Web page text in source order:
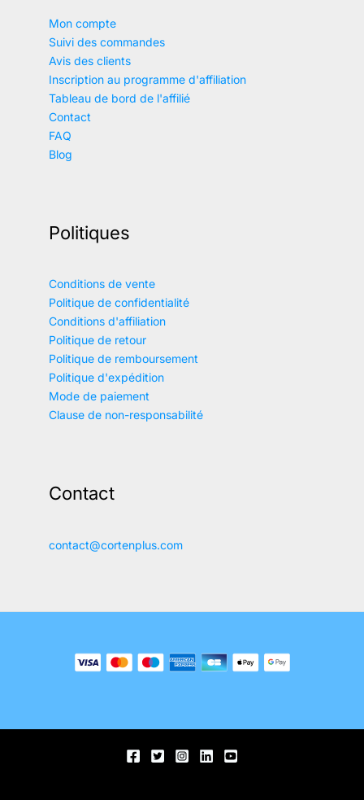
Mon compte
Suivi des commandes
Avis des clients
Inscription au programme d'affiliation
Tableau de bord de l'affilié
Contact
FAQ
Blog
Politiques
Conditions de vente
Politique de confidentialité
Conditions d'affiliation
Politique de retour
Politique de remboursement
Politique d'expédition
Mode de paiement
Clause de non-responsabilité
Contact
contact@cortenplus.com